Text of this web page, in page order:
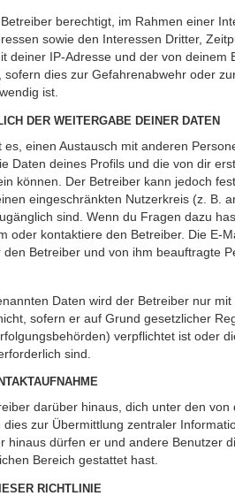
berechtigt, im Rahmen einer
sowie den Interessen Dritter,
deiner IP-Adresse und der von deinem
sofern dies zur Gefahrenabwehr oder
ist.
DER WEITERGABE DEINER DATEN
es, einen Austausch mit anderen
Daten deines Profils und die von dir
können. Der Betreiber kann jedoch
eingeschränkten Nutzerkreis (z. B.
sind. Wenn du Fragen dazu
oder kontaktiere den Betreiber. Die E-
Betreiber und von ihm beauftragte
Daten wird der Betreiber nur
sofern er auf Grund gesetzlicher
verpflichtet ist oder
sind.
darüber hinaus, dich unter den
zur Übermittlung zentraler
hinaus dürfen er und andere Benutzer
Bereich gestattet hast.
RICHTLINIE